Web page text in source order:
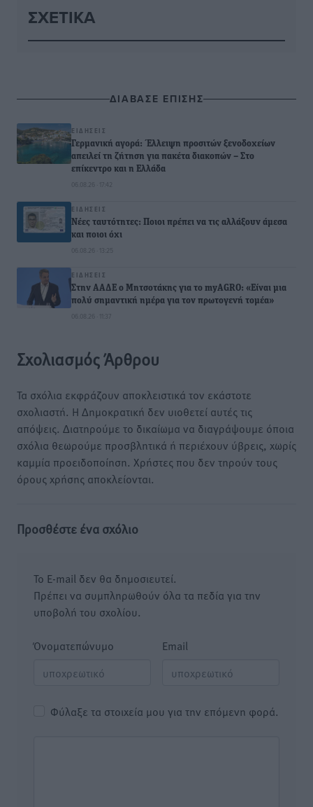
ΣΧΕΤΙΚΆ
ΔΙΑΒΑΣΕ ΕΠΙΣΗΣ
ΕΙΔΉΣΕΙΣ
Γερμανική αγορά: Έλλειψη προσιτών ξενοδοχείων
απειλεί τη ζήτηση για πακέτα διακοπών – Στο
επίκεντρο και η Ελλάδα
06.08.26 · 17:42
ΕΙΔΉΣΕΙΣ
Νέες ταυτότητες: Ποιοι πρέπει να τις αλλάξουν άμεσα
και ποιοι όχι
06.08.26 · 13:25
ΕΙΔΉΣΕΙΣ
Στην ΑΑΔΕ ο Μητσοτάκης για το myAGRO: «Είναι μια
πολύ σημαντική ημέρα για τον πρωτογενή τομέα»
06.08.26 · 11:37
Σχολιασμός Άρθρου
Τα σχόλια εκφράζουν αποκλειστικά τον εκάστοτε
σχολιαστή. Η Δημοκρατική δεν υιοθετεί αυτές τις
απόψεις. Διατηρούμε το δικαίωμα να διαγράψουμε όποια
σχόλια θεωρούμε προσβλητικά ή περιέχουν ύβρεις, χωρίς
καμμία προειδοποίηση. Χρήστες που δεν τηρούν τους
όρους χρήσης αποκλείονται.
Προσθέστε ένα σχόλιο
Το E-mail δεν θα δημοσιευτεί.
Πρέπει να συμπληρωθούν όλα τα πεδία για την
υποβολή του σχολίου.
Όνοματεπώνυμο Email
Φύλαξε τα στοιχεία μου για την επόμενη φορά.